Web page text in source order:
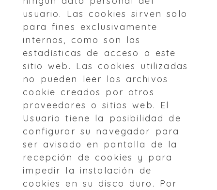
usuario. Las cookies sirven solo
para fines exclusivamente
internos, como son las
estadísticas de acceso a este
sitio web. Las cookies utilizadas
no pueden leer los archivos
cookie creados por otros
proveedores o sitios web. El
Usuario tiene la posibilidad de
configurar su navegador para
ser avisado en pantalla de la
recepción de cookies y para
impedir la instalación de
cookies en su disco duro. Por